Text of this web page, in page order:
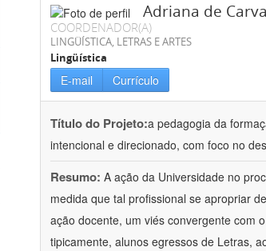
Adriana de
COORDENADOR(A)
LINGÜÍSTICA, LETRAS E ARTES
Lingüística
E-mail Currículo
Título do Projeto:a pedagogia da
intencional e direcionado, com foco no
Resumo: A ação da Universidade no
medida que tal profissional se apropriar
ação docente, um viés convergente com
tipicamente, alunos egressos de Letras,